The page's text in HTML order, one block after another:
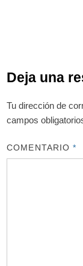
Deja una
Tu dirección de
campos
COMENTARIO*